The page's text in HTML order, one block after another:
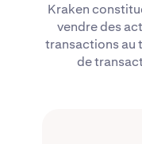
Kraken
vendre des
transactions au
de